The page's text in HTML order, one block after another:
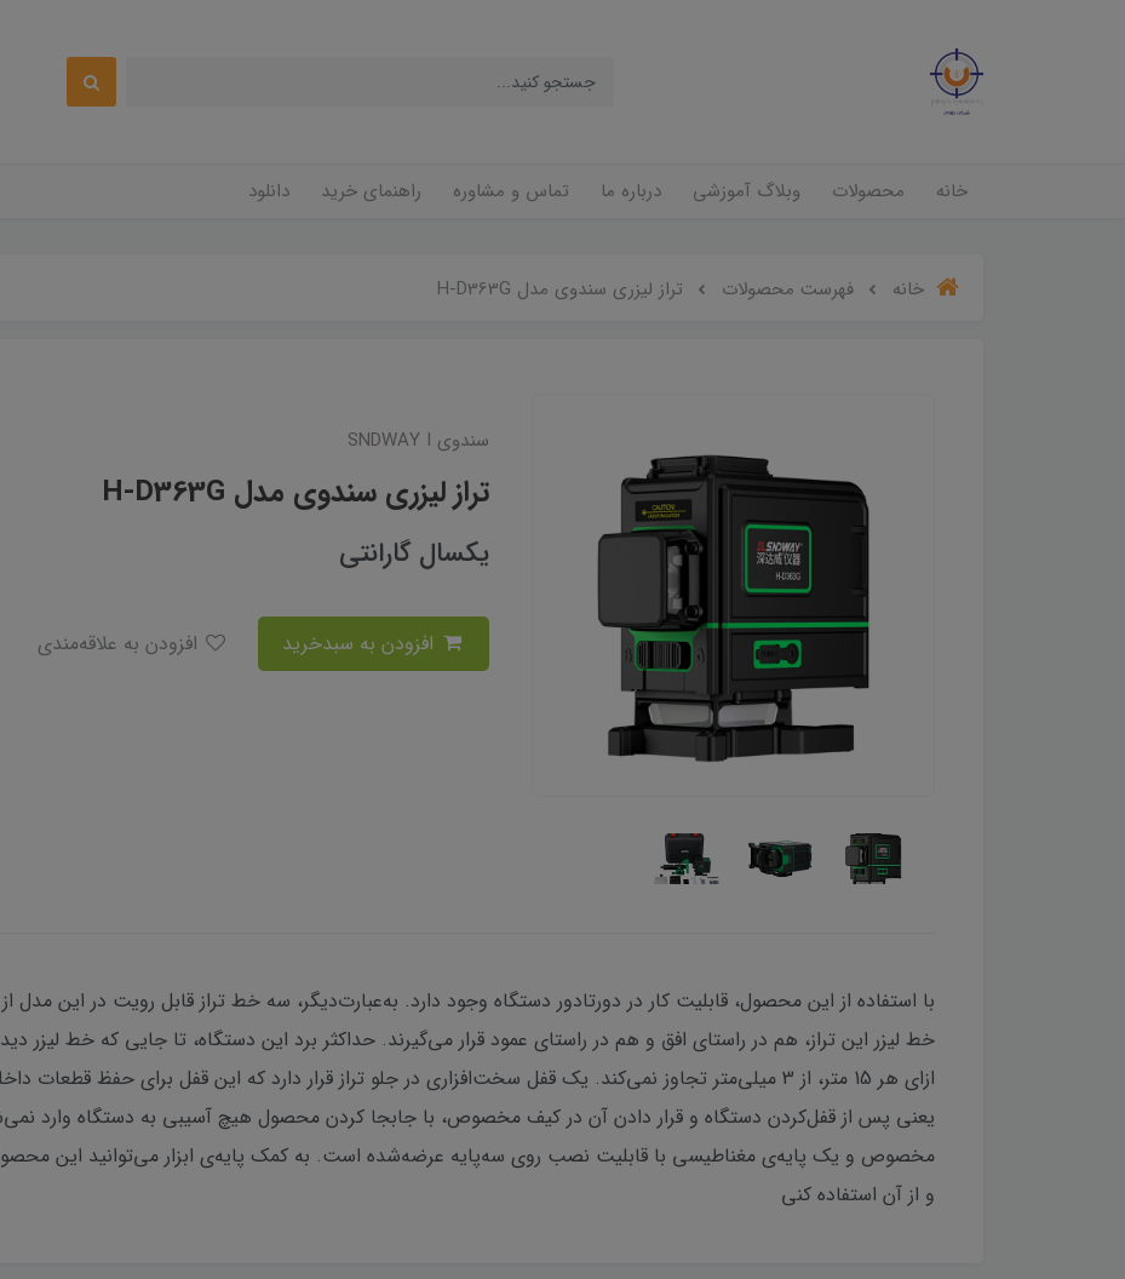
خانه محصولات وبلاگ آموزشی درباره ما تماس و مشاوره راهنمای خرید دانلود
خانه فهرست محصولات تراز لیزری سندوی مدل H-D363G
سندوی SNDWAY I
تراز لیزری سندوی مدل H-D363G
یکسال گارانتی
با استفاده از این محصول، قابلیت کار در دورتادور دستگاه وجود دارد. به‌عبارت‌دیگر، سه خط تراز قابل رویت در این
ازای هر 15 متر، از 3 میلی‌متر تجاوز نمی‌کند.‌ یک قفل سخت‌افزاری در جلو تراز قرار دارد که این قفل برای حفظ
یعنی پس از قفل‌کردن دستگاه و قرار دادن آن در کیف مخصوص، با جابجا کردن محصول هیچ آسیبی به دستگاه وارد
مخصوص و یک پایه‌ی مغناطیسی با قابلیت نصب روی سه‌پایه عرضه‌شده است. به کمک پایه‌ی ابزار می‌توانید این
و از آن استفاده کنی